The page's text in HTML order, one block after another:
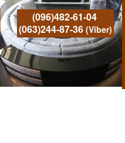
(096)482-61-04
(063)244-87-36 (Viber)